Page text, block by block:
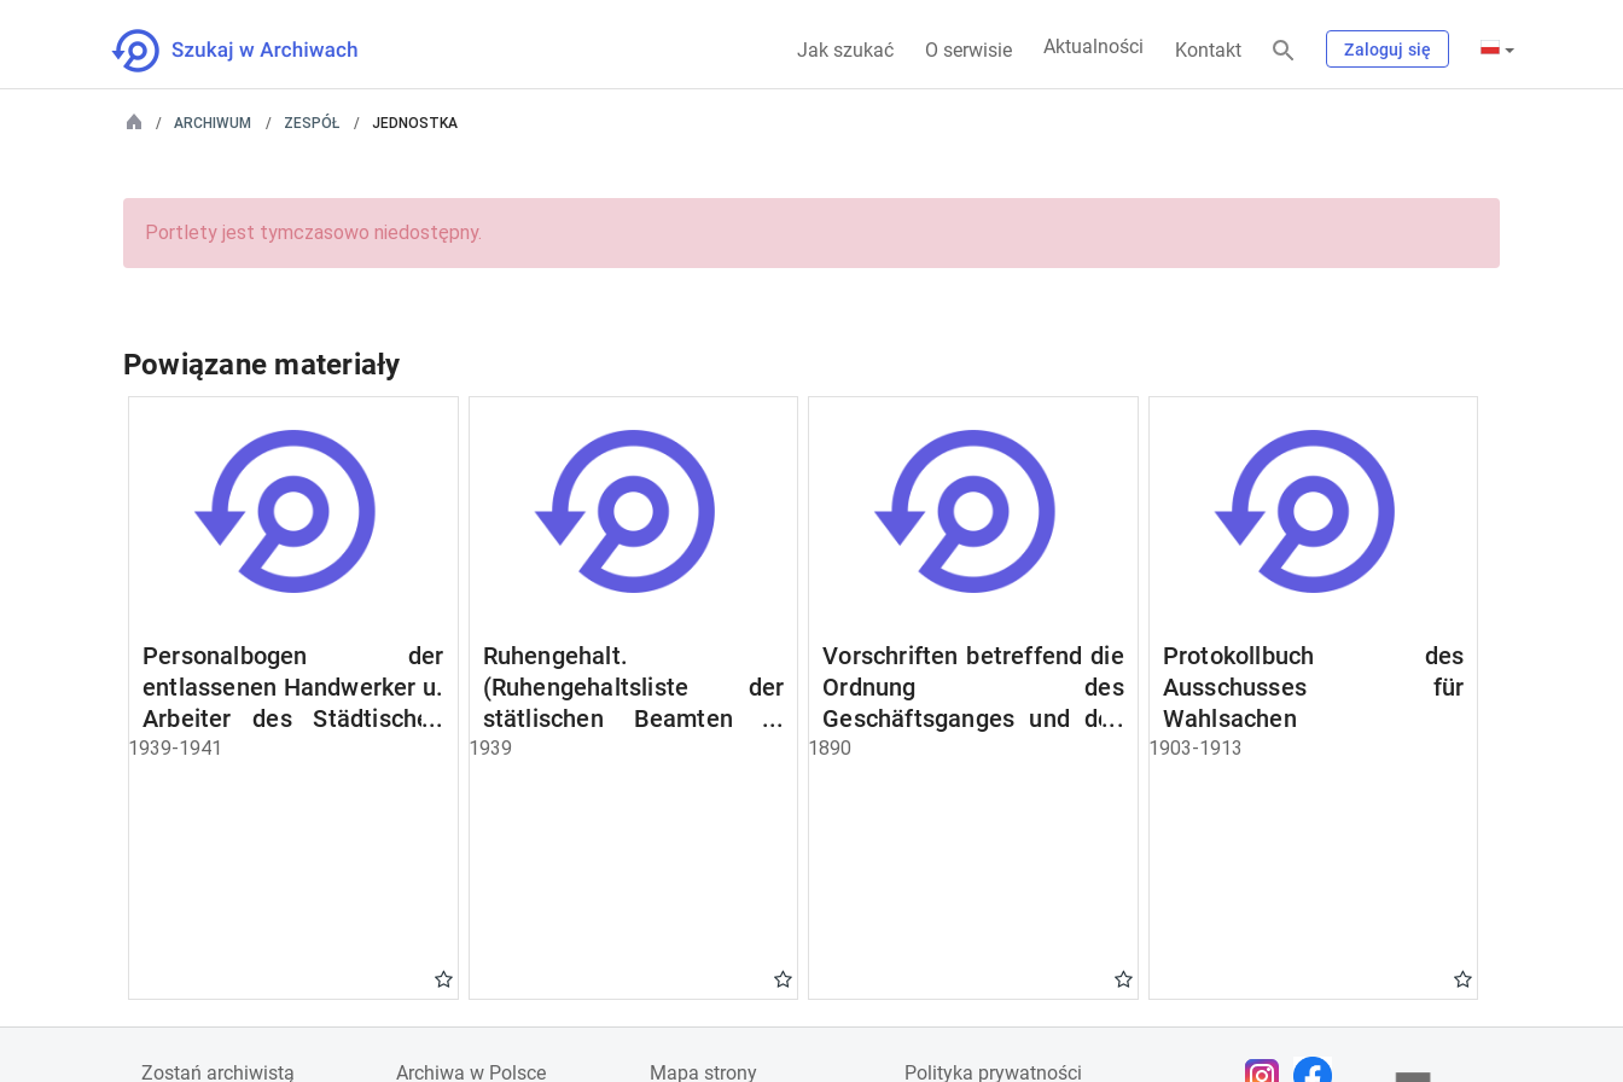
Jak szukać O serwisie Aktualności Kontakt Zaloguj się
ARCHIWUM ZESPÓŁ JEDNOSTKA
Portlety jest tymczasowo niedostępny.
Powiązane materiały
Personalbogen der
entlassenen Handwerker u.
Arbeiter des Städtischen
Schlacht - u. Viehhof.
1939-1941
Ruhengehalt.
(Ruhengehaltsliste der
stätlischen Beamten u.
Witwen. Ruhegehaltsliste
1939
Vorschriften betreffend die
Ordnung des
Geschäftsganges und des
Verfahrens bei dem
1890
Protokollbuch des
Ausschusses für
Wahlsachen
1903-1913
Zostań archiwistą Archiwa w Polsce Mapa strony Polityka prywatności